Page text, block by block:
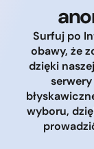
Surfuj po
obawy, że
dzięki
wyboru,